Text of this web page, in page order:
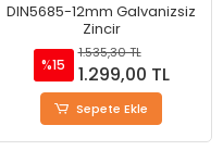
DIN5685-10mm Galvanizsiz
Zincir
%27
1.228,50 TL
900,00 TL
Sepete Ekle